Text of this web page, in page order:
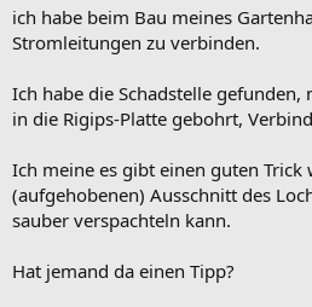
ich habe beim Bau meines
Stromleitungen zu verbinden.
Ich habe die Schadstelle gefunden,
in die Rigips-Platte gebohrt,
Ich meine es gibt einen guten Trick
(aufgehobenen) Ausschnitt des
sauber verspachteln kann.
Hat jemand da einen Tipp?